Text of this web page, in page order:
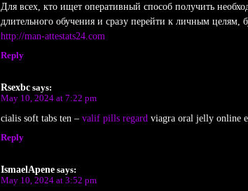
Для всех, кто ищет оперативный способ получить
длительного обучения и сразу перейти к личным целям,
http://man-attestats24.com
Reply
Rsexbc says:
May 10, 2024 at 7:22 pm
cialis soft tabs ten – valif pills regard viagra oral jelly online
Reply
IsmaelApene says:
May 10, 2024 at 3:52 pm